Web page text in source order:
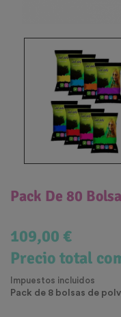
Pack De 80
109,00 €
Precio total
Impuestos incluidos
Pack de 8 bolsas de